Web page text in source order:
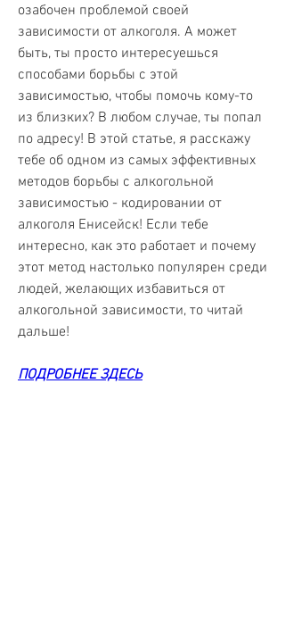
озабочен проблемой своей
зависимости от алкоголя. А может
быть, ты просто интересуешься
способами борьбы с этой
зависимостью, чтобы помочь кому-то
из близких? В любом случае, ты попал
по адресу! В этой статье, я расскажу
тебе об одном из самых эффективных
методов борьбы с алкогольной
зависимостью - кодировании от
алкоголя Енисейск! Если тебе
интересно, как это работает и почему
этот метод настолько популярен среди
людей, желающих избавиться от
алкогольной зависимости, то читай
дальше!
ПОДРОБНЕЕ ЗДЕСЬ